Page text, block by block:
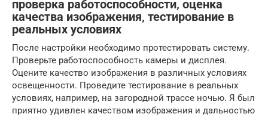
проверка работоспособности‚ оценка
качества изображения‚ тестирование в
реальных условиях
После настройки необходимо протестировать систему.
Проверьте работоспособность камеры и дисплея.
Оцените качество изображения в различных условиях
освещенности. Проведите тестирование в реальных
условиях, например, на загородной трассе ночью. Я был
приятно удивлен качеством изображения и дальностью